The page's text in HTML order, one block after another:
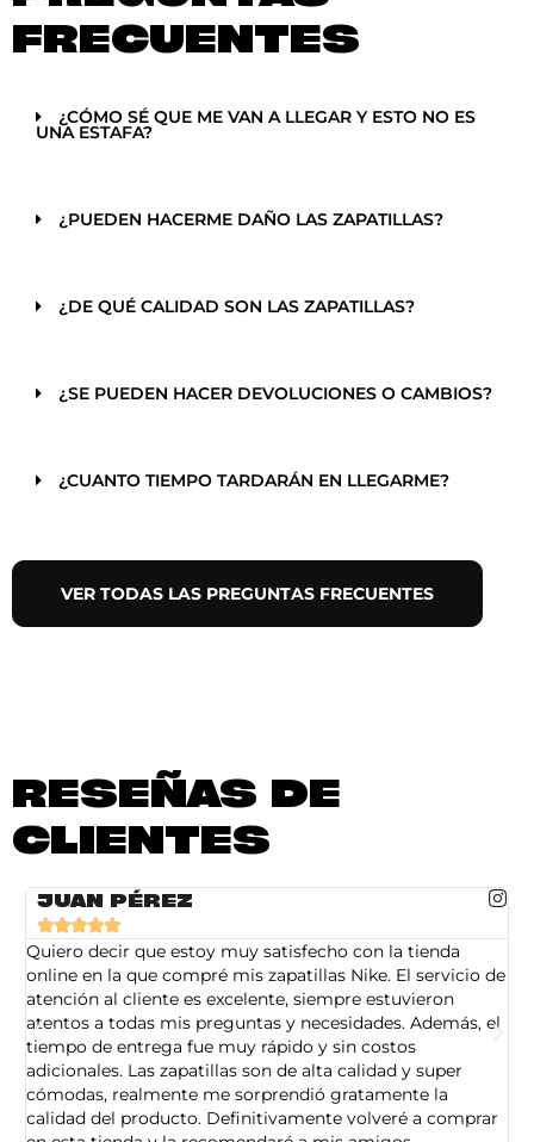
FRECUENTES
¿CÓMO SÉ QUE ME VAN A LLEGAR Y ESTO NO ES
UNA ESTAFA?
¿PUEDEN HACERME DAÑO LAS ZAPATILLAS?
¿DE QUÉ CALIDAD SON LAS ZAPATILLAS?
¿SE PUEDEN HACER DEVOLUCIONES O CAMBIOS?
¿CUANTO TIEMPO TARDARÁN EN LLEGARME?
VER TODAS LAS PREGUNTAS FRECUENTES
RESEÑAS DE
CLIENTES
JUAN PÉREZ

Quiero decir que estoy muy satisfecho con la tienda
online en la que compré mis zapatillas Nike. El servicio de
atención al cliente es excelente, siempre estuvieron
atentos a todas mis preguntas y necesidades. Además, el
tiempo de entrega fue muy rápido y sin costos
adicionales. Las zapatillas son de alta calidad y super
cómodas, realmente me sorprendió gratamente la
calidad del producto. Definitivamente volveré a comprar